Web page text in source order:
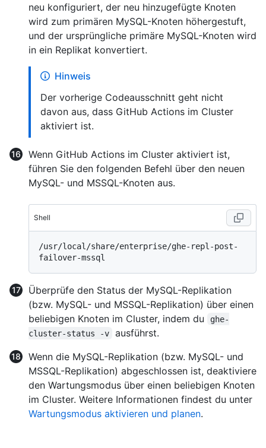
neu konfiguriert, der neu hinzugefügte Knoten
wird zum primären MySQL-Knoten höhergestuft,
und der ursprüngliche primäre MySQL-Knoten wird
in ein Replikat konvertiert.
Hinweis
Der vorherige Codeausschnitt geht nicht
davon aus, dass GitHub Actions im Cluster
aktiviert ist.
Wenn GitHub Actions im Cluster aktiviert ist,
führen Sie den folgenden Befehl über den neuen
MySQL- und MSSQL-Knoten aus.
Shell
/usr/local/share/enterprise/ghe-repl-post-
Überprüfe den Status der MySQL-Replikation
(bzw. MySQL- und MSSQL-Replikation) über einen
beliebigen Knoten im Cluster, indem du
ghe-
cluster-status -v
ausführst.
Wenn die MySQL-Replikation (bzw. MySQL- und
MSSQL-Replikation) abgeschlossen ist, deaktiviere
den Wartungsmodus über einen beliebigen Knoten
im Cluster. Weitere Informationen findest du unter
Wartungsmodus aktivieren und planen.